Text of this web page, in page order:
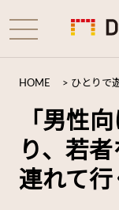
HOME > ひとりで
「男性
り、若
連れて行